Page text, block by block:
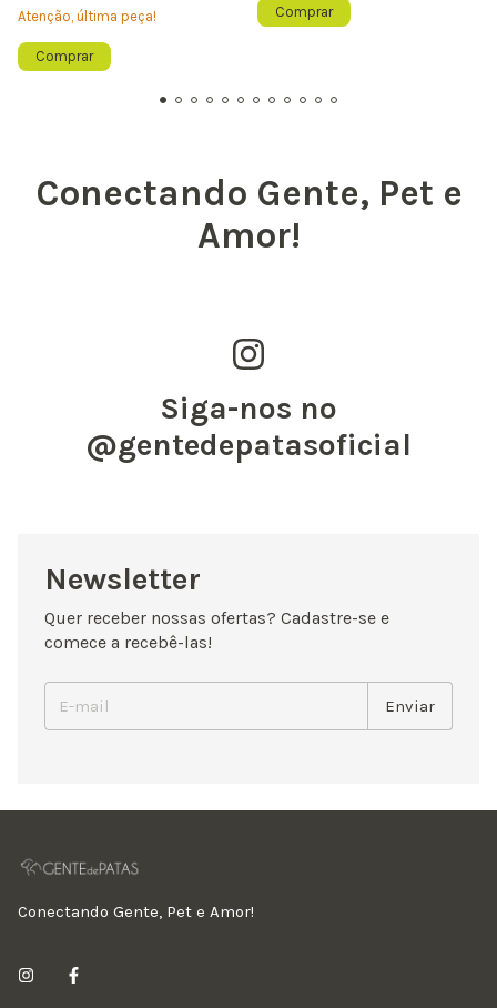
Atenção, última peça!
Comprar
Conectando Gente, Pet e
Amor!
Siga-nos no
@gentedepatasoficial
Newsletter
Quer receber nossas ofertas? Cadastre-se e
comece a recebê-las!
Conectando Gente, Pet e Amor!